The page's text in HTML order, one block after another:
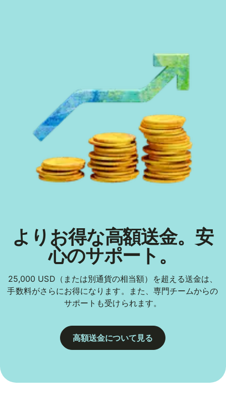
よりお得な高額送金。安
心のサポート。
25,000 USD（または別通貨の相当額）を超える送金は、
手数料がさらにお得になります。また、専門チームからの
サポートも受けられます。
高額送金について見る